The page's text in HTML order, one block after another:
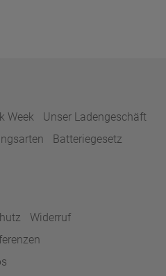
Week
Unser Ladengeschäft
Batteriegesetz
Widerruf